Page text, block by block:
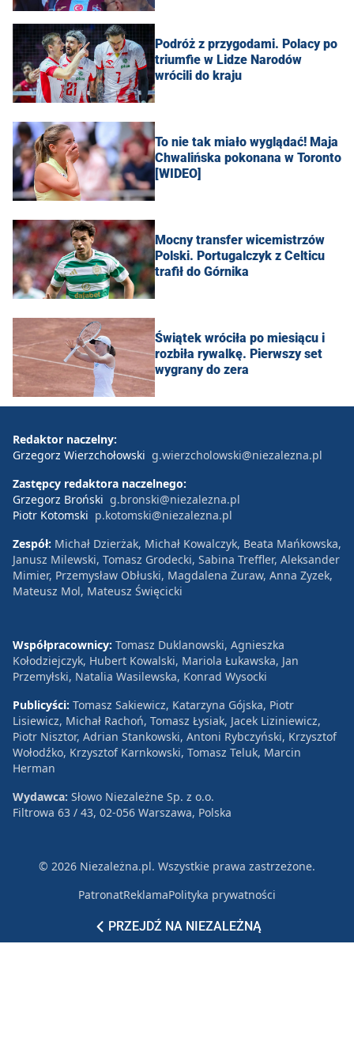
Podróż z przygodami. Polacy po
triumfie w Lidze Narodów
wrócili do kraju
To nie tak miało wyglądać! Maja
Chwalińska pokonana w Toronto
[WIDEO]
Mocny transfer wicemistrzów
Polski. Portugalczyk z Celticu
trafił do Górnika
Świątek wróciła po miesiącu i
rozbiła rywalkę. Pierwszy set
wygrany do zera
PRZEJDŹ NA NIEZALEŻNĄ
Redaktor naczelny:
Grzegorz Wierzchołowski g.wierzcholowski@niezalezna.pl
Zastępcy redaktora naczelnego:
Grzegorz Broński g.bronski@niezalezna.pl
Piotr Kotomski p.kotomski@niezalezna.pl
Zespół: Michał Dzierżak, Michał Kowalczyk, Beata Mańkowska,
Janusz Milewski, Tomasz Grodecki, Sabina Treffler, Aleksander
Mimier, Przemysław Obłuski, Magdalena Żuraw, Anna Zyzek,
Mateusz Mol, Mateusz Święcicki
Współpracownicy: Tomasz Duklanowski, Agnieszka
Kołodziejczyk, Hubert Kowalski, Mariola Łukawska, Jan
Przemyłski, Natalia Wasilewska, Konrad Wysocki
Publicyści: Tomasz Sakiewicz, Katarzyna Gójska, Piotr
Lisiewicz, Michał Rachoń, Tomasz Łysiak, Jacek Liziniewicz,
Piotr Nisztor, Adrian Stankowski, Antoni Rybczyński, Krzysztof
Wołodźko, Krzysztof Karnkowski, Tomasz Teluk, Marcin
Herman
Wydawca: Słowo Niezależne Sp. z o.o.
Filtrowa 63 / 43, 02-056 Warszawa, Polska
© 2026 Niezależna.pl. Wszystkie prawa zastrzeżone.
PatronatReklamaPolityka prywatności